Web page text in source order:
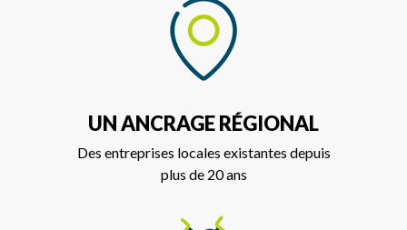
UN ANCRAGE RÉGIONAL
Des entreprises locales existantes depuis
plus de 20 ans